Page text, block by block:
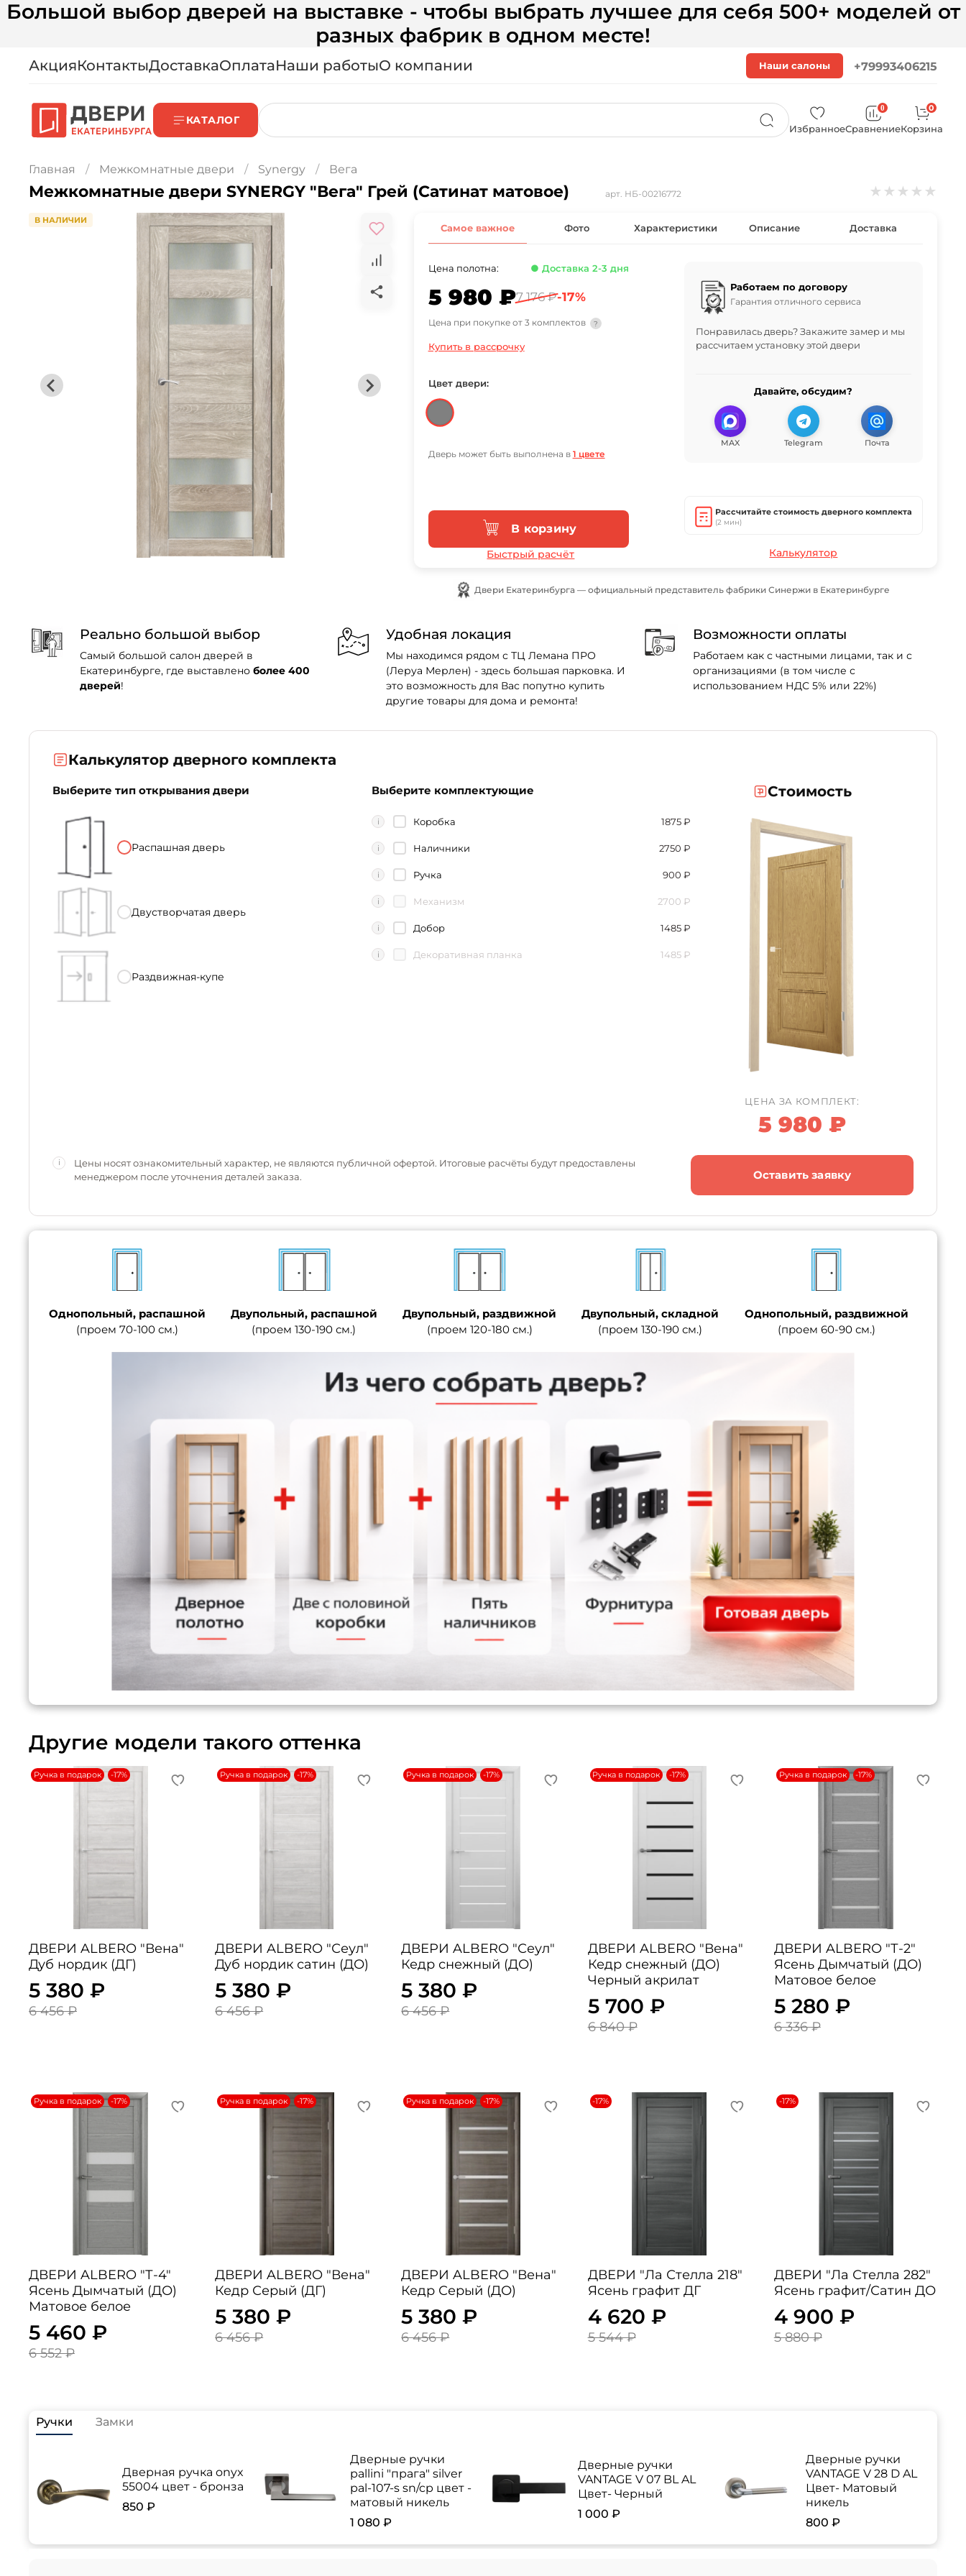
Большой выбор дверей на выставке - чтобы выбрать лучшее для себя 500+ моделей от
разных фабрик в одном месте!
АкцияКонтактыДоставкаОплатаНаши работыО компании Наши салоны +79993406215
КАТАЛОГ
Избранное
0
Сравнение
0
Корзина
Главная Межкомнатные двери Synergy Вега
Межкомнатные двери SYNERGY "Вега" Грей (Сатинат матовое) арт. НБ-00216772 ★ ★ ★ ★ ★
В НАЛИЧИИ
Самое важное Фото Характеристики Описание Доставка
Цена полотна: ● Доставка 2-3 дня
5 980 ₽7 176 ₽-17%
Цена при покупке от 3 комплектов ?
Купить в рассрочку
Цвет двери:
Дверь может быть выполнена в 1 цвете
В корзину
Быстрый расчёт
Работаем по договору
Гарантия отличного сервиса
Понравилась дверь? Закажите замер и мы
рассчитаем установку этой двери
Давайте, обсудим?
MAX Telegram Почта
Рассчитайте стоимость дверного комплекта
(2 мин)
Калькулятор
Двери Екатеринбурга — официальный представитель фабрики Синержи в Екатеринбурге
Реально большой выбор
Самый большой салон дверей в
Екатеринбурге, где выставлено более 400
дверей!
Удобная локация
Мы находимся рядом с ТЦ Лемана ПРО
(Леруа Мерлен) - здесь большая парковка. И
это возможность для Вас попутно купить
другие товары для дома и ремонта!
Возможности оплаты
Работаем как с частными лицами, так и с
организациями (в том числе с
использованием НДС 5% или 22%)
Калькулятор дверного комплекта
Выберите тип открывания двери
Распашная дверь
Двустворчатая дверь
Раздвижная-купе
Выберите комплектующие
i Коробка 1875₽
i Наличники 2750 ₽
i Ручка 900 ₽
i Механизм 2700 ₽
i Добор 1485₽
i Декоративная планка 1485 ₽
i
Цены носят ознакомительный характер, не являются публичной офертой. Итоговые расчёты будут предоставлены
менеджером после уточнения деталей заказа.
Стоимость
ЦЕНА ЗА КОМПЛЕКТ:
5 980 ₽
Оставить заявку
Однопольный, распашной
(проем 70-100 см.)
Двупольный, распашной
(проем 130-190 см.)
Двупольный, раздвижной
(проем 120-180 см.)
Двупольный, складной
(проем 130-190 см.)
Однопольный, раздвижной
(проем 60-90 см.)
Другие модели такого оттенка
Ручка в подарок -17%
ДВЕРИ ALBERO "Вена"
Дуб нордик (ДГ)
5 380 ₽
6 456 ₽
Ручка в подарок -17%
ДВЕРИ ALBERO "Сеул"
Дуб нордик сатин (ДО)
5 380 ₽
6 456 ₽
Ручка в подарок -17%
ДВЕРИ ALBERO "Сеул"
Кедр снежный (ДО)
5 380 ₽
6 456 ₽
Ручка в подарок -17%
ДВЕРИ ALBERO "Вена"
Кедр снежный (ДО)
Черный акрилат
5 700 ₽
6 840 ₽
Ручка в подарок -17%
ДВЕРИ ALBERO "Т-2"
Ясень Дымчатый (ДО)
Матовое белое
5 280 ₽
6 336 ₽
Ручка в подарок -17%
ДВЕРИ ALBERO "Т-4"
Ясень Дымчатый (ДО)
Матовое белое
5 460 ₽
6 552 ₽
Ручка в подарок -17%
ДВЕРИ ALBERO "Вена"
Кедр Серый (ДГ)
5 380 ₽
6 456 ₽
Ручка в подарок -17%
ДВЕРИ ALBERO "Вена"
Кедр Серый (ДО)
5 380 ₽
6 456 ₽
-17%
ДВЕРИ "Ла Стелла 218"
Ясень графит ДГ
4 620 ₽
5 544 ₽
-17%
ДВЕРИ "Ла Стелла 282"
Ясень графит/Сатин ДО
4 900 ₽
5 880 ₽
Ручки Замки
Дверная ручка onyx
55004 цвет - бронза
850 ₽
Дверные ручки
pallini "прага" silver
pal-107-s sn/cp цвет -
матовый никель
1 080 ₽
Дверные ручки
VANTAGE V 07 BL AL
Цвет- Черный
1 000 ₽
Дверные ручки
VANTAGE V 28 D AL
Цвет- Матовый
никель
800 ₽